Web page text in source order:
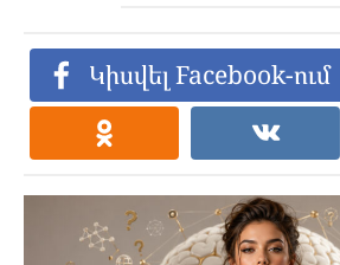
Կիսվել Facebook-ում